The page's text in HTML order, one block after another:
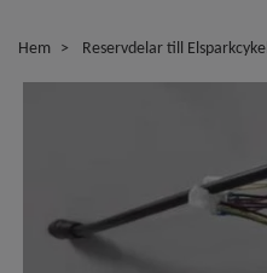
Hem Reservdelar till Elsparkcykel